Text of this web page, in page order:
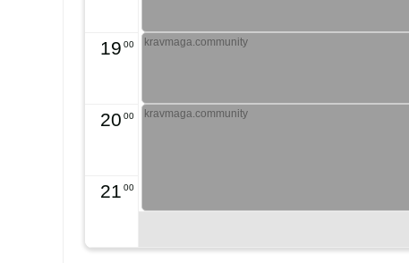
19 00
20 00
21 00
kravmaga.community
kravmaga.community